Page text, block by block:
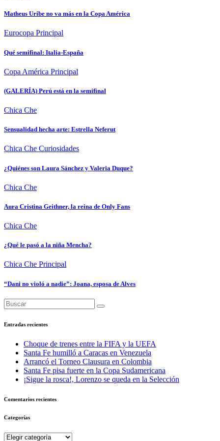
Matheus Uribe no va más en la Copa América
Eurocopa Principal
Qué semifinal: Italia-España
Copa América Principal
(GALERÍA) Perú está en la semifinal
Chica Che
Sensualidad hecha arte: Estrella Neferut
Chica Che Curiosidades
¿Quiénes son Laura Sánchez y Valeria Duque?
Chica Che
Aura Cristina Geithner, la reina de Only Fans
Chica Che
¿Qué le pasó a la niña Mencha?
Chica Che Principal
“Dani no violó a nadie”: Joana, esposa de Alves
Entradas recientes
Choque de trenes entre la FIFA y la UEFA
Santa Fe humilló a Caracas en Venezuela
Arrancó el Torneo Clausura en Colombia
Santa Fe pisa fuerte en la Copa Sudamericana
¡Sigue la rosca!, Lorenzo se queda en la Selección
Comentarios recientes
Categorías
Categorías